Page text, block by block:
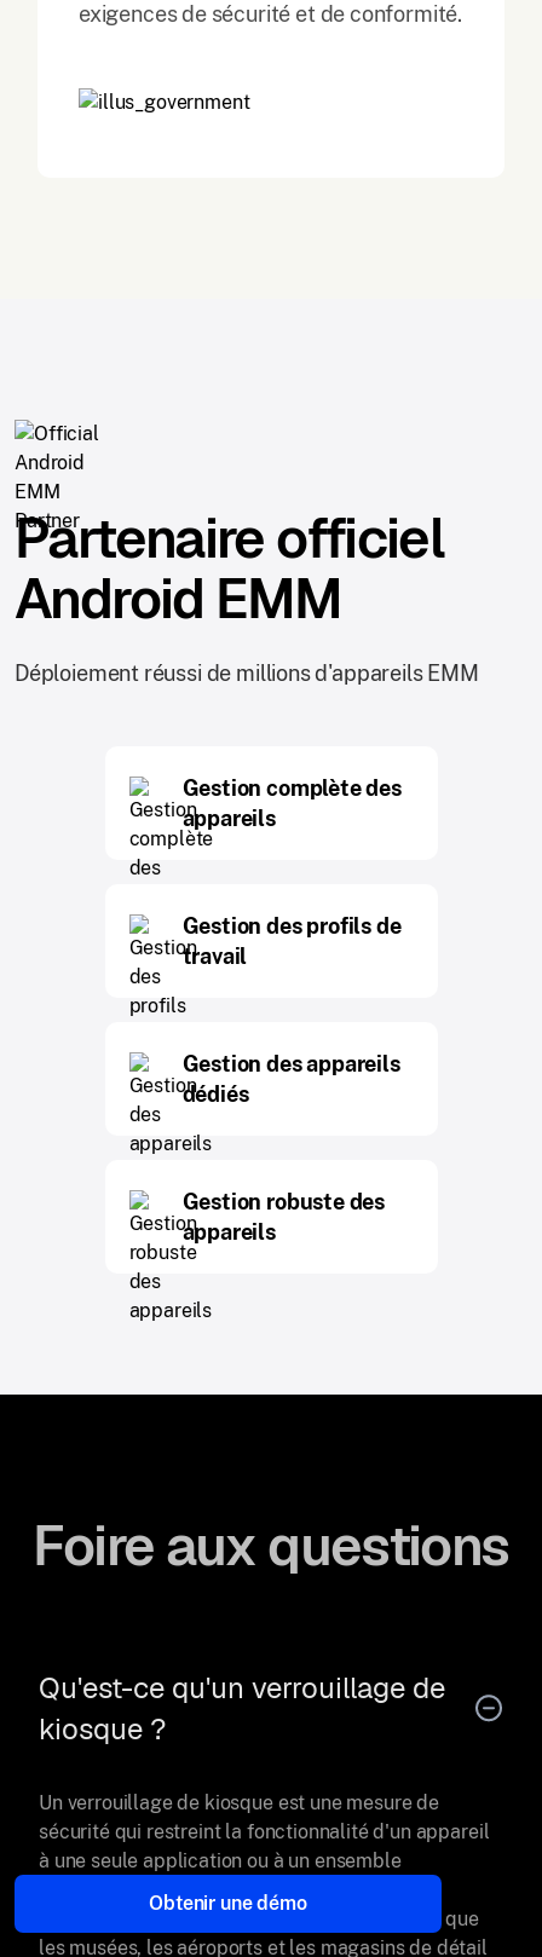
exigences de sécurité et de conformité.
Partenaire officiel
Android EMM
Déploiement réussi de millions d'appareils EMM
Gestion complète des
appareils
Gestion des profils de
travail
Gestion des appareils
dédiés
Gestion robuste des
appareils
Foire aux questions
Qu'est-ce qu'un verrouillage de
kiosque ?
Un verrouillage de kiosque est une mesure de
sécurité qui restreint la fonctionnalité d'un appareil
à une seule application ou à un ensemble
d'applications pré-approuvées. Ceci est
couramment utilisé dans les lieux publics tels que
les musées, les aéroports et les magasins de détail
Obtenir une démo